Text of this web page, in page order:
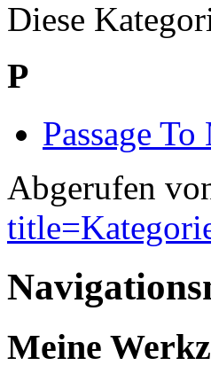
Diese
P
Passage
Abgerufen
Meine